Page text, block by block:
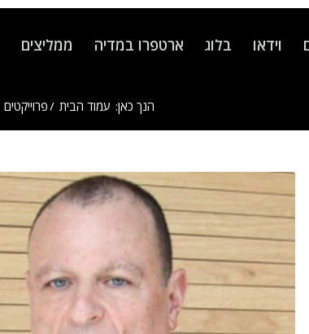
וידאו בלוג ארטפרו במדיה ממליצים
הנך כאן: עמוד הבית / פרוייקטים